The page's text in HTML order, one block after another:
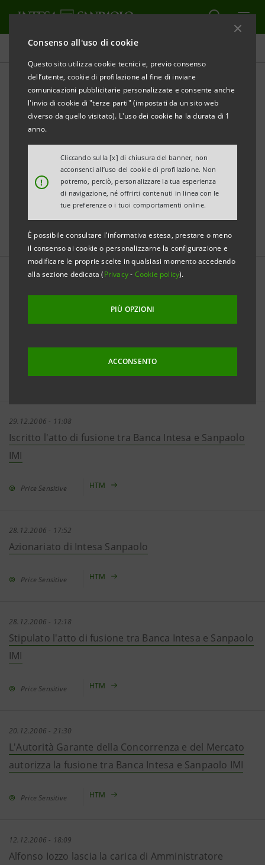
Consenso all'uso di cookie
Questo sito utilizza cookie tecnici e, previo consenso
dell’utente, cookie di profilazione al fine di inviare
comunicazioni pubblicitarie personalizzate e consente anche
l'invio di cookie di "terze parti" (impostati da un sito web
diverso da quello visitato). L'uso dei cookie ha la durata di 1
anno.
!
Cliccando sulla [x] di chiusura del banner, non
acconsenti all’uso dei cookie di profilazione. Non
potremo, perciò, personalizzare la tua esperienza
di navigazione, né offrirti contenuti in linea con le
tue preferenze o i tuoi comportamenti online.
È possibile consultare l'informativa estesa, prestare o meno
il consenso ai cookie o personalizzarne la configurazione e
modificare le proprie scelte in qualsiasi momento accedendo
alla sezione dedicata (Privacy- Cookie policy).
PIÙ OPZIONI
ACCONSENTO
Comunicati stampa
Storico Sanpaolo IMI:
Comunicati Stampa
AGGIORNA
Filtra per Anno
2006
29.12.2006 - 18:26
Effetti degli adempimenti richiesti dall'Autorità
Garante della Concorrenza e del Mercato sulle
fusione
Price Sensitive HTM
29.12.2006 - 11:08
Iscritto l'atto di fusione tra Banca Intesa e Sanpaolo
IMI
Price Sensitive HTM
28.12.2006 - 17:52
Azionariato di Intesa Sanpaolo
Price Sensitive HTM
28.12.2006 - 12:18
Stipulato l'atto di fusione tra Banca Intesa e Sanpaolo
IMI
Price Sensitive HTM
20.12.2006 - 21:30
L'Autorità Garante della Concorrenza e del Mercato
autorizza la fusione tra Banca Intesa e Sanpaolo IMI
Price Sensitive HTM
12.12.2006 - 18:09
Alfonso Iozzo lascia la carica di Amministratore